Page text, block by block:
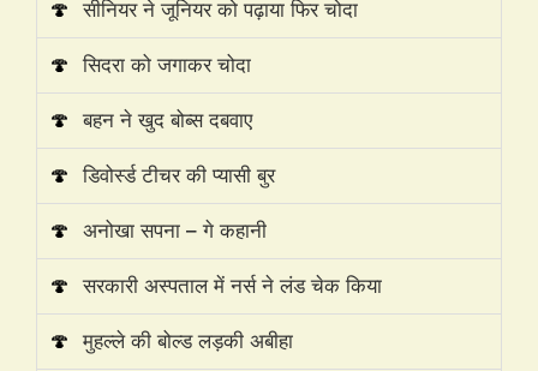
🍄 सीनियर ने जूनियर को पढ़ाया फिर चोदा
🍄 सिदरा को जगाकर चोदा
🍄 बहन ने खुद बोब्स दबवाए
🍄 डिवोर्स्ड टीचर की प्यासी बुर
🍄 अनोखा सपना – गे कहानी
🍄 सरकारी अस्पताल में नर्स ने लंड चेक किया
🍄 मुहल्ले की बोल्ड लड़की अबीहा